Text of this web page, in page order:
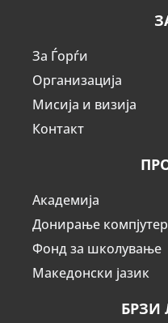
За Ѓорѓи
Организација
Мисија и визија
Контакт
Академија
Донирање
Фонд за школување
Македонски јазик
БРЗИ